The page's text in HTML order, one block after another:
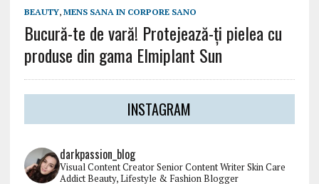
BEAUTY, MENS SANA IN CORPORE SANO
Bucură-te de vară! Protejează-ți pielea cu
produse din gama Elmiplant Sun
INSTAGRAM
darkpassion_blog
Visual Content CreatorSenior Content WriterSkin Care
AddictBeauty, Lifestyle & Fashion Blogger